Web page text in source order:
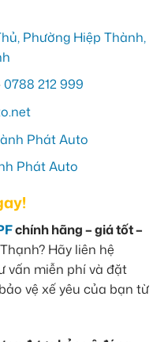
Phường Hiệp Thành,
0788 212 999
Phát Auto
Phát Auto
chính hãng – giá tốt –
Hãy liên hệ
vấn miễn phí và đặt
vệ xế yêu của bạn từ